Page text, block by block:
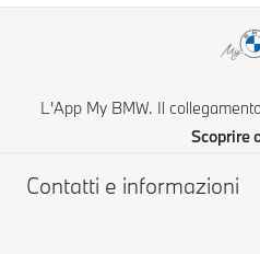
L'App My BMW. Il
Scoprire
Contatti e informazioni